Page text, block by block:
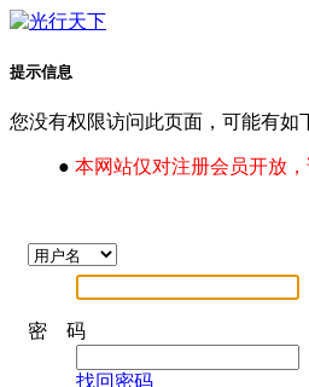
提示信息
您没有权限访问此页面，可能有如
● 本网站仅对注册会员开放
密 码
找回密码